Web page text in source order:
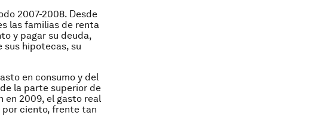
2007-2008. Desde
las familias de renta
y pagar su deuda,
sus hipotecas, su
en consumo y del
la parte superior de
en 2009, el gasto real
por ciento, frente tan